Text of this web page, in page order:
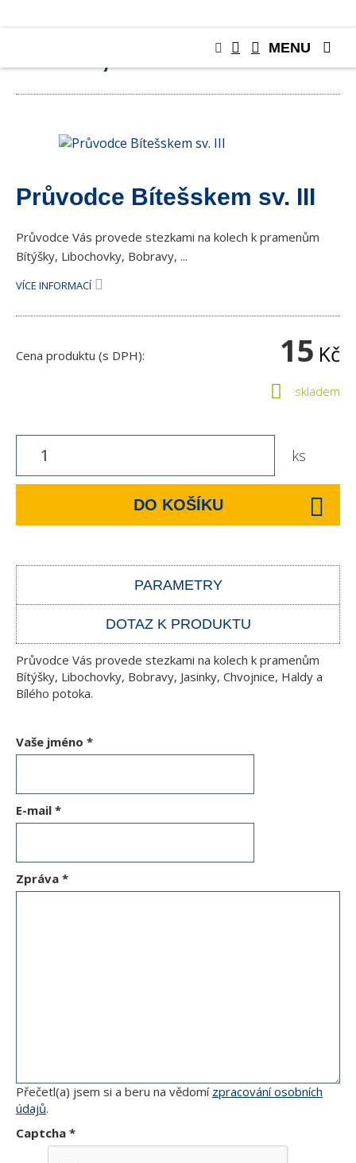
KNIHY, PUBLIKACE
Průvodce Bítešskem sv. III
Průvodce Vás provede stezkami na kolech k pramenům
Bítýšky, Libochovky, Bobravy, ...
VÍCE INFORMACÍ
Cena produktu (s DPH): 15 Kč
skladem
ks
DO KOŠÍKU
PARAMETRY
DOTAZ K PRODUKTU
Průvodce Vás provede stezkami na kolech k pramenům
Bítýšky, Libochovky, Bobravy, Jasinky, Chvojnice, Haldy a
Bílého potoka.
Vaše jméno *
E-mail *
Zpráva *
Přečetl(a) jsem si a beru na vědomí zpracování osobních
údajů.
Captcha *
MENU